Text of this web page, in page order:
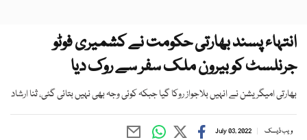
انتہاء پسند بھارتی حکومت نے کشمیری فوٹو
جرنلسٹ کو بیرون ملک سفر سے روک دیا
بھارتی امیگریشن نے انہیں بلاجواز روکا گیا جبکہ کوئی وجہ بھی نہیں بتائی گئی، ثنا ارشاد
ویب ڈیسک July 03, 2022